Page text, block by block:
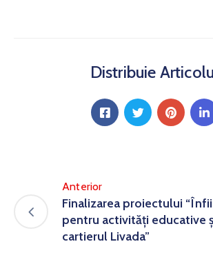
Distribuie
Anterior
Finalizarea proiectului
pentru activități educative
cartierul Livada”